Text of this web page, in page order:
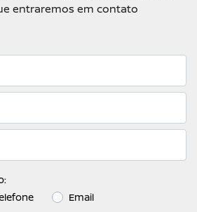
entraremos em contato
Email